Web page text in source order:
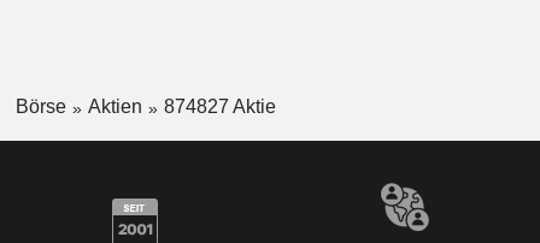
Börse Aktien 874827 Aktie